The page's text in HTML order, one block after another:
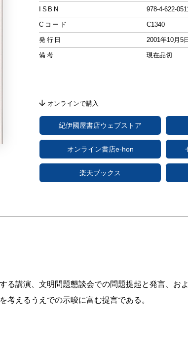
ISBN 978-4-622-
Cコード C1340
発行日 2001年10月5日
備考 現在品切
オンラインで購入
紀伊國屋書店ウェブストア
オンライン書店e-hon
楽天ブックス
る講演、文明問題懇談会での問題提起と発言、お
考えるうえでの示唆に富む提言である。